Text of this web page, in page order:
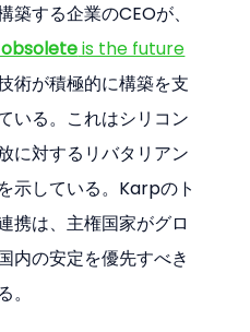
する企業のCEOが、
is the future
術が積極的に構築を支
いる。これはシリコン
に対するリバタリアン
示している。Karpのト
携は、主権国家がグロ
内の安定を優先すべき